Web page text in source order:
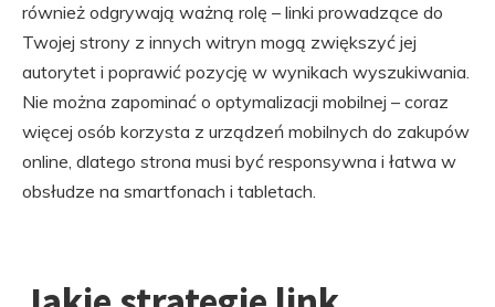
również odgrywają ważną rolę – linki prowadzące do
Twojej strony z innych witryn mogą zwiększyć jej
autorytet i poprawić pozycję w wynikach wyszukiwania.
Nie można zapominać o optymalizacji mobilnej – coraz
więcej osób korzysta z urządzeń mobilnych do zakupów
online, dlatego strona musi być responsywna i łatwa w
obsłudze na smartfonach i tabletach.